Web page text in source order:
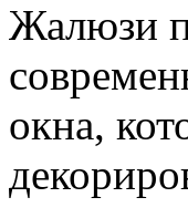
Жалюзи
окна,